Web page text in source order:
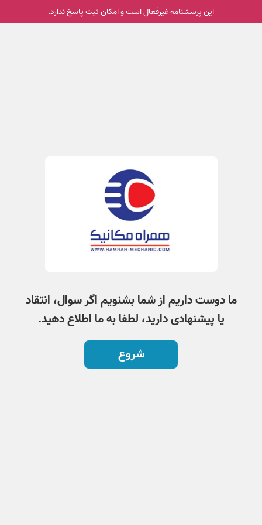
این پرسشنامه غیر‌فعال است و امکان ثبت پاسخ ندارد.
ما دوست داریم از شما بشنویم اگر سوال، انتقاد
یا پیشنهادی دارید، لطفا به ما اطلاع دهید.
شروع